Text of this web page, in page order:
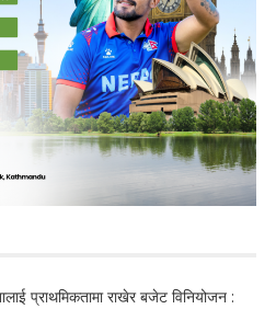
प्राथमिकतामा राखेर बजेट विनियोजन :